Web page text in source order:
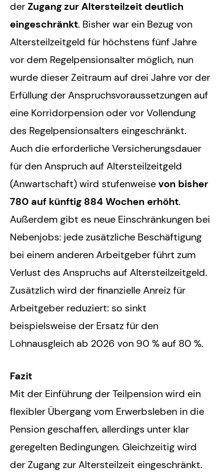
der Zugang zur Altersteilzeit deutlich
eingeschränkt. Bisher war ein Bezug von
Altersteilzeitgeld für höchstens fünf Jahre
vor dem Regelpensionsalter möglich, nun
wurde dieser Zeitraum auf drei Jahre vor der
Erfüllung der Anspruchsvoraussetzungen auf
eine Korridorpension oder vor Vollendung
des Regelpensionsalters eingeschränkt.
Auch die erforderliche Versicherungsdauer
für den Anspruch auf Altersteilzeitgeld
(Anwartschaft) wird stufenweisevon bisher
780 auf künftig 884 Wochen erhöht.
Außerdem gibt es neue Einschränkungen bei
Nebenjobs: jede zusätzliche Beschäftigung
bei einem anderen Arbeitgeber führt zum
Verlust des Anspruchs auf Altersteilzeitgeld.
Zusätzlich wird der finanzielle Anreiz für
Arbeitgeber reduziert: so sinkt
beispielsweise der Ersatz für den
Lohnausgleich ab 2026 von 90 % auf 80 %.
Fazit
Mit der Einführung der Teilpension wird ein
flexibler Übergang vom Erwerbsleben in die
Pension geschaffen, allerdings unter klar
geregelten Bedingungen. Gleichzeitig wird
der Zugang zur Altersteilzeit eingeschränkt.